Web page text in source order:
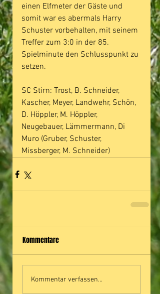
einen Elfmeter der Gäste und
somit war es abermals Harry
Schuster vorbehalten, mit seinem
Treffer zum 3:0 in der 85.
Spielminute den Schlusspunkt zu
setzen.
SC Stirn: Trost, B. Schneider,
Kascher, Meyer, Landwehr, Schön,
D. Höppler, M. Höppler,
Neugebauer, Lämmermann, Di
Muro (Gruber, Schuster,
Missberger, M. Schneider)
Kommentare
Kommentar verfassen...